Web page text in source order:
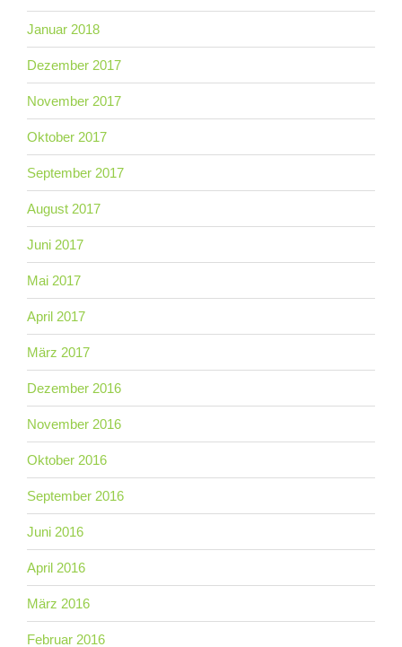
Januar 2018
Dezember 2017
November 2017
Oktober 2017
September 2017
August 2017
Juni 2017
Mai 2017
April 2017
März 2017
Dezember 2016
November 2016
Oktober 2016
September 2016
Juni 2016
April 2016
März 2016
Februar 2016